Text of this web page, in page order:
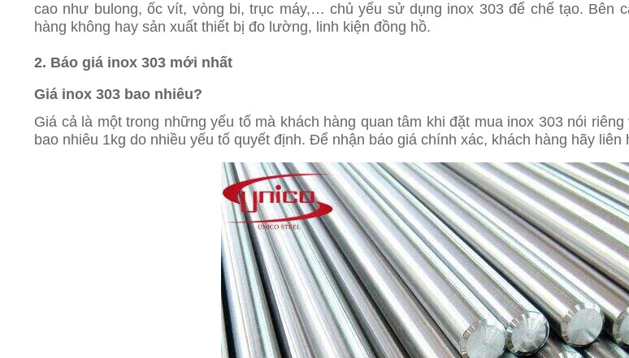
cao như bulong, ốc vít, vòng bi, trục máy,… chủ yếu sử dụng inox 303 để chế tạo. Bên
hàng không hay sản xuất thiết bị đo lường, linh kiện đồng hồ.
2. Báo giá inox 303 mới nhất
Giá inox 303 bao nhiêu?
Giá cả là một trong những yếu tố mà khách hàng quan tâm khi đặt mua inox 303 nói
bao nhiêu 1kg do nhiều yếu tố quyết định. Để nhận báo giá chính xác, khách hàng hãy liên